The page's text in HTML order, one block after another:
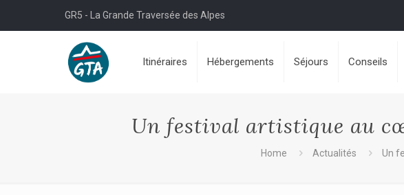
GR5 - La Grande Traversée des Alpes
Itinéraires Hébergements Séjours Conseils
Un festival artistique au
Home Actualités Un